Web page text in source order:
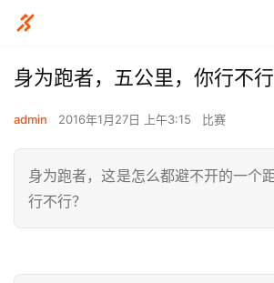
身为跑者，五公里，你行不行
admin 2016年1月27日 上午3:15 比赛
身为跑者，这是怎么都避不开的一个
行不行？